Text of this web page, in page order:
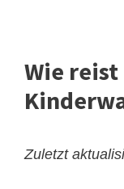
Wie
Zuletzt